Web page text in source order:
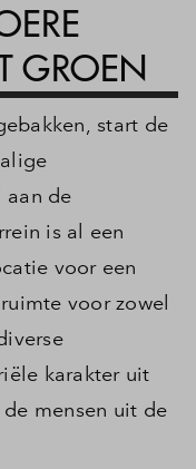
GROEN
start de
aan de
is al een
voor een
voor zowel
karakter uit
mensen uit de